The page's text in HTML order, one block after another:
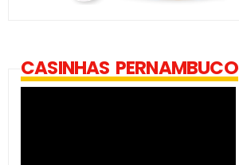
CASINHAS PERNAMBUCO